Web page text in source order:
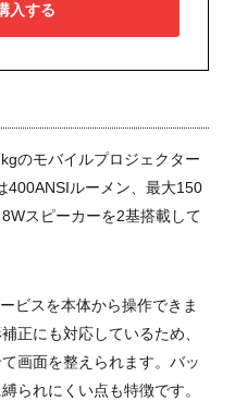
入する
のモバイルプロジェクター
400ANSIルーメン、最大150
スピーカーを2基搭載して
ビスを本体から操作できま
正にも対応しているため、
画面を整えられます。バッ
られにくい点も特徴です。